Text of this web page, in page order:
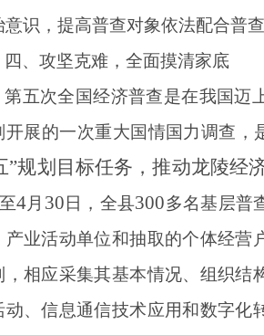
意识，提高普查对象依法配合普
四、攻坚克难，全面摸清家底
第五次全国经济普查是在我国迈
开展的一次重大国情国力调查，
”规划目标任务，推动龙陵经
4月 30 日，全县300多名基层普
产业活动单位和抽取的个体经营
，相应采集其基本情况、组织结
动、信息通信技术应用和数字化